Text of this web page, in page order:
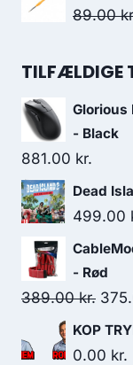
was:
89.00
TILFÆLDIGE
Glorious
- Black
881.00 kr.
Dead
499.00
- Rød
389.00kr.
was:
KOP
0.00 kr.